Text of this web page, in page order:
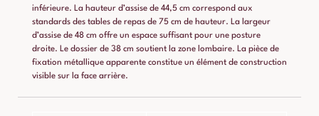
inférieure. La hauteur d’assise de 44,5 cm correspond aux
standards des tables de repas de 75 cm de hauteur. La largeur
d’assise de 48 cm offre un espace suffisant pour une posture
droite. Le dossier de 38 cm soutient la zone lombaire. La pièce de
fixation métallique apparente constitue un élément de construction
visible sur la face arrière.